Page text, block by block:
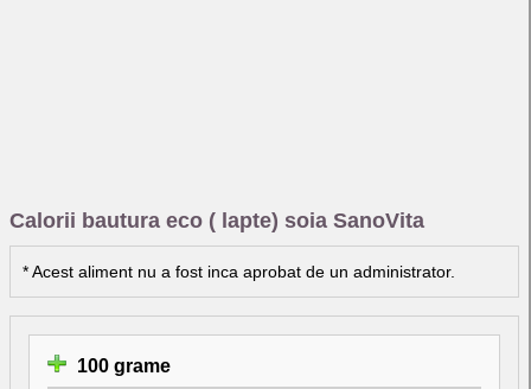
Calorii bautura eco ( lapte) soia SanoVita
* Acest aliment nu a fost inca aprobat de un administrator.
100 grame